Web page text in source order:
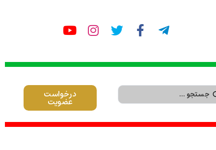
درخواست
عضویت